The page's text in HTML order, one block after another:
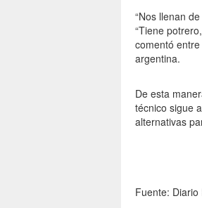
“Nos llenan
“Tiene
comentó
argentina.
De esta
técnico sigue
alternativas
Fuente: